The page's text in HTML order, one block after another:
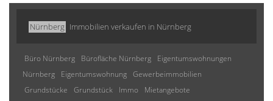
Nürnberg Immobilien verkaufen in Nürnberg
Büro Nürnberg Bürofläche Nürnberg
Eigentumswohnungen
Nürnberg
Eigentumswohnung Gewerbeimmobilien
Grundstücke
Grundstück Immo
Mietangebote